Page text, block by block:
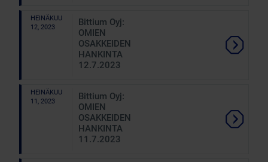
HEINÄKUU
12, 2023
Bittium Oyj:
OMIEN
OSAKKEIDEN
HANKINTA
12.7.2023
HEINÄKUU
11, 2023
Bittium Oyj:
OMIEN
OSAKKEIDEN
HANKINTA
11.7.2023